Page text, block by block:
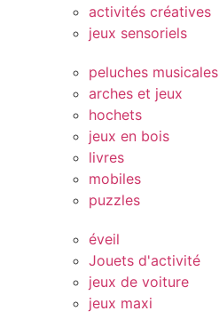
activités créatives
jeux sensoriels
peluches musicales
arches et jeux
hochets
jeux en bois
livres
mobiles
puzzles
éveil
Jouets d'activité
jeux de voiture
jeux maxi